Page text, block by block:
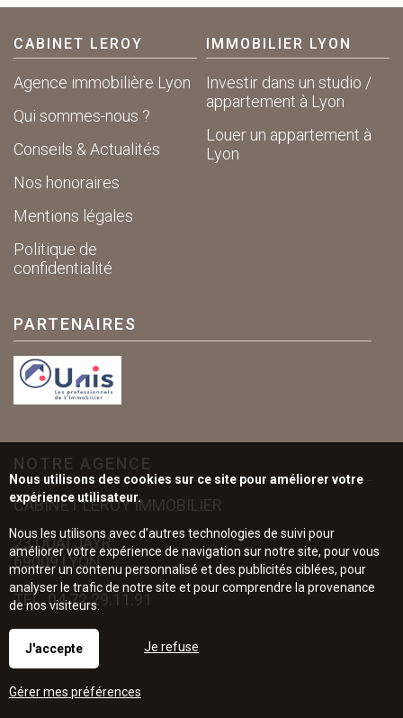
CABINET LEROY
Agence immobilière Lyon
Qui sommes-nous ?
Conseils & Actualités
Nos honoraires
Mentions légales
Politique de
confidentialité
IMMOBILIER LYON
Investir dans un studio /
appartement à Lyon
Louer un appartement à
Lyon
PARTENAIRES
NOTRE AGENCE
CABINET LEROY IMMOBILIER
23 QUAI JAYR
69009 LYON
TÉL.04.72.29.11.91
Nous utilisons des cookies sur ce site pour améliorer votre
expérience utilisateur.
Nous les utilisons avec d'autres technologies de suivi pour
améliorer votre expérience de navigation sur notre site, pour vous
montrer un contenu personnalisé et des publicités ciblées, pour
analyser le trafic de notre site et pour comprendre la provenance
de nos visiteurs.
J'accepte Je refuse
Gérer mes préférences